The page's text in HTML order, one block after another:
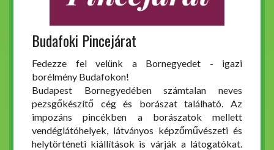
Budafoki Pincejárat
Fedezze fel velünk a Bornegyedet - igazi
borélmény Budafokon!
Budapest Bornegyedében számtalan neves
pezsgőkészítő cég és borászat található. Az
impozáns pincékben a borászatok mellett
vendéglátóhelyek, látványos képzőművészeti és
helytörténeti kiállítások is várják a látogatókat.